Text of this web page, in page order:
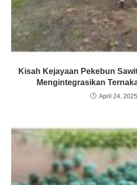
Kisah Kejayaan Pekebun
Mengintegrasikan
April 24, 2025